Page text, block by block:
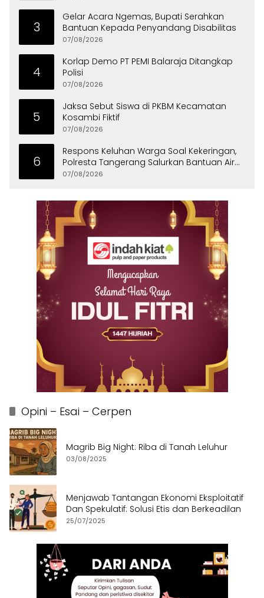
3
Gelar Acara Ngemas, Bupati Serahkan
Bantuan Kepada Penyandang Disabilitas
07/08/2026
4
Korlap Demo PT PEMI Balaraja Ditangkap
Polisi
07/08/2026
5
Jaksa Sebut Siswa di PKBM Kecamatan
Kosambi Fiktif
07/08/2026
6
Respons Keluhan Warga Soal Kekeringan,
Polresta Tangerang Salurkan Bantuan Air
Bersih ke Panongan
07/08/2026
Opini – Esai – Cerpen
Magrib Big Night: Riba di Tanah Leluhur
03/08/2025
Menjawab Tantangan Ekonomi Eksploitatif
Dan Spekulatif: Solusi Etis dan Berkeadilan
25/07/2025